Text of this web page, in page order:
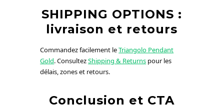
SHIPPING OPTIONS :
livraison et retours
Commandez facilement leTriangolo Pendant
Gold. ConsultezShipping & Returns pour les
délais, zones et retours.
Conclusion et CTA